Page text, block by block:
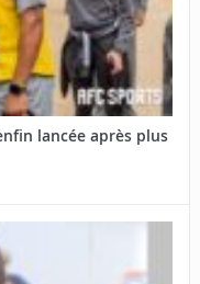
lancée après plus